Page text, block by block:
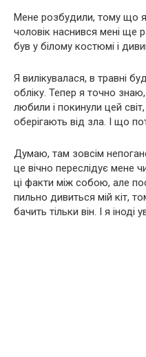
Мене розбудили, тому що
чоловік наснився мені ще
був у білому костюмі і
Я вилікувалася, в травні
обліку. Тепер я точно
любили і покинули цей
оберігають від зла. І що
Думаю, там зовсім
це вічно переслідує мене
ці факти між собою, але
пильно дивиться мій кіт,
бачить тільки він. І я іноді